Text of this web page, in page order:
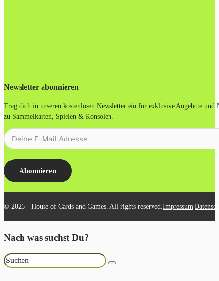
Newsletter abonnieren
Trag dich in unseren kostenlosen Newsletter ein für exklusive Angebote und
zu Sammelkarten, Spielen & Konsolen.
Abonnieren
© 2026 - House of Cards and Games. All rights reserved.Impressum|
Nach was suchst Du?
Suchen